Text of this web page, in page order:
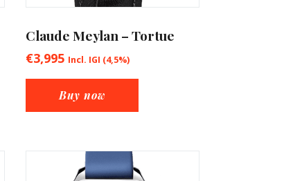
Claude Meylan – Tortue
€3,995 Incl. IGI (4,5%)
Buy now